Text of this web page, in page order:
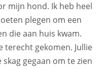
mijn hond. Ik heb heel
plegen om een
die aan huis kwam.
terecht gekomen. Jullie
gegaan om te zien